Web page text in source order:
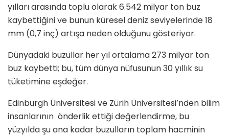
yılları arasında toplu olarak 6.542 milyar ton buz
kaybettiğini ve bunun küresel deniz seviyelerinde 18
mm (0,7 inç) artışa neden olduğunu gösteriyor.
Dünyadaki buzullar her yıl ortalama 273 milyar ton
buz kaybetti; bu, tüm dünya nüfusunun 30 yıllık su
tüketimine eşdeğer.
Edinburgh Üniversitesi ve Zürih Üniversitesi’nden bilim
insanlarının önderlik ettiği değerlendirme, bu
yüzyılda şu ana kadar buzulların toplam hacminin